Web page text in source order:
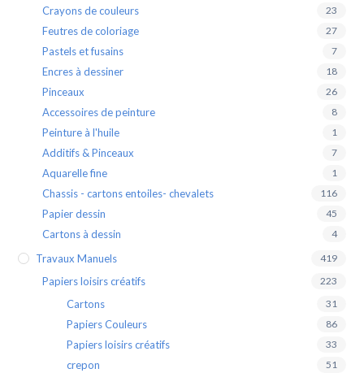
Crayons de couleurs 23
Feutres de coloriage 27
Pastels et fusains 7
Encres à dessiner 18
Pinceaux 26
Accessoires de peinture 8
Peinture à l'huile 1
Additifs & Pinceaux 7
Aquarelle fine 1
Chassis - cartons entoiles- chevalets 116
Papier dessin 45
Cartons à dessin 4
Travaux Manuels 419
Papiers loisirs créatifs 223
Cartons 31
Papiers Couleurs 86
Papiers loisirs créatifs 33
crepon 51